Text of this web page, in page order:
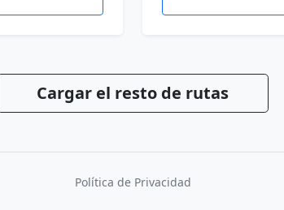
Cargar el resto de rutas
Política de Privacidad